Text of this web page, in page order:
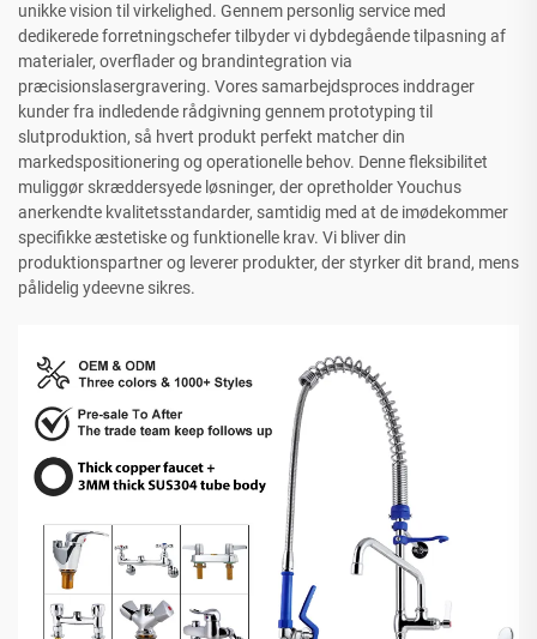
unikke vision til virkelighed. Gennem personlig service med
dedikerede forretningschefer tilbyder vi dybdegående tilpasning af
materialer, overflader og brandintegration via
præcisionslasergravering. Vores samarbejdsproces inddrager
kunder fra indledende rådgivning gennem prototyping til
slutproduktion, så hvert produkt perfekt matcher din
markedspositionering og operationelle behov. Denne fleksibilitet
muliggør skræddersyede løsninger, der opretholder Youchus
anerkendte kvalitetsstandarder, samtidig med at de imødekommer
specifikke æstetiske og funktionelle krav. Vi bliver din
produktionspartner og leverer produkter, der styrker dit brand, mens
pålidelig ydeevne sikres.